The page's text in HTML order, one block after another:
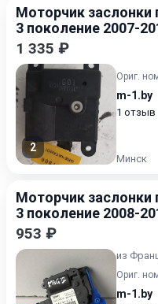
Моторчик заслонки
3 поколение 2007-
1 335 ₽
2
Ориг.
m-1.by
1 отзыв
Минск
Моторчик заслонки
3 поколение 2008-
953 ₽
из
Ориг.
m-1.by